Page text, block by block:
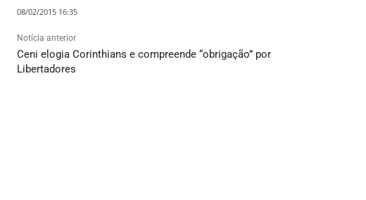
08/02/2015 16:35
Notícia anterior
Ceni elogia Corinthians e compreende “obrigação” por
Libertadores